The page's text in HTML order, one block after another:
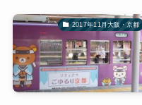
2017年11月大阪・京都